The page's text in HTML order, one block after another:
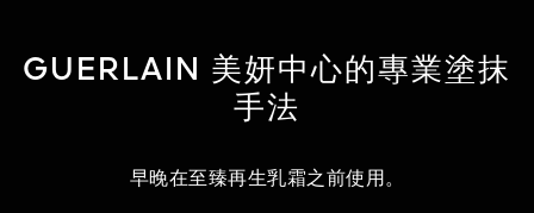
GUERLAIN 美妍中心的專業塗抹
手法
早晚在至臻再生乳霜之前使用。